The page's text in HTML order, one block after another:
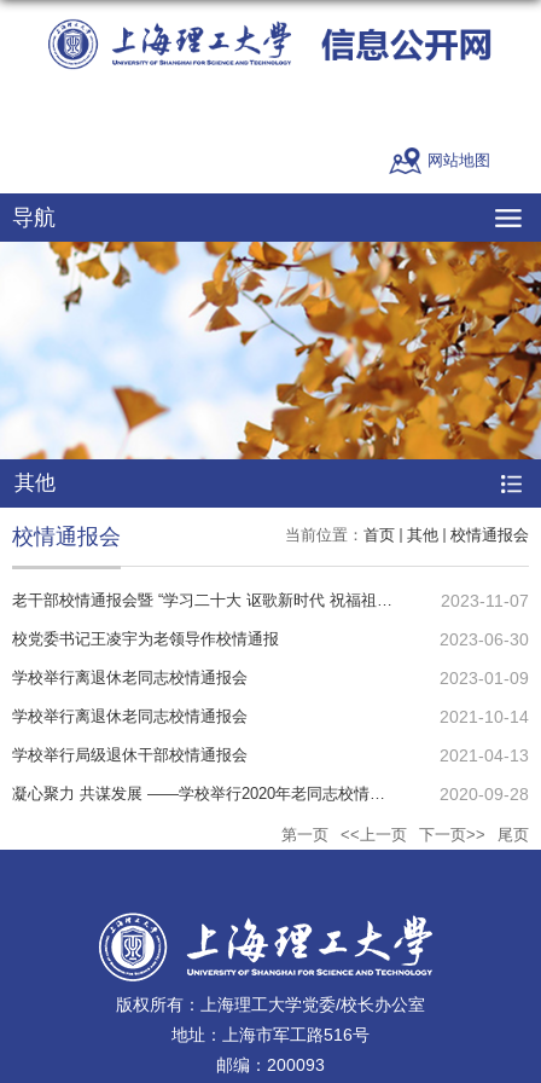
网站地图
导航
其他
当前位置： 首页 其他 校情通报会
校情通报会
2023-11-07
校党委书记王凌宇为老领导作校情通报 2023-06-30
学校举行离退休老同志校情通报会 2023-01-09
学校举行离退休老同志校情通报会 2021-10-14
学校举行局级退休干部校情通报会 2021-04-13
2020-09-28
第一页 <<上一页 下一页>> 尾页
版权所有：上海理工大学党委/校长办公室
地址：上海市军工路516号
邮编：200093